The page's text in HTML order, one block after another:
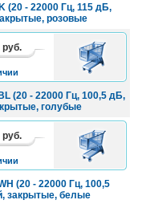
(20 - 22000 Гц, 115 дБ,
розовые
(20 - 22000 Гц, 100,5 дБ,
голубые
руб.
В
КОРЗИНУ
(20 - 22000 Гц, 100,5
закрытые, белые
руб.
В
КОРЗИНУ